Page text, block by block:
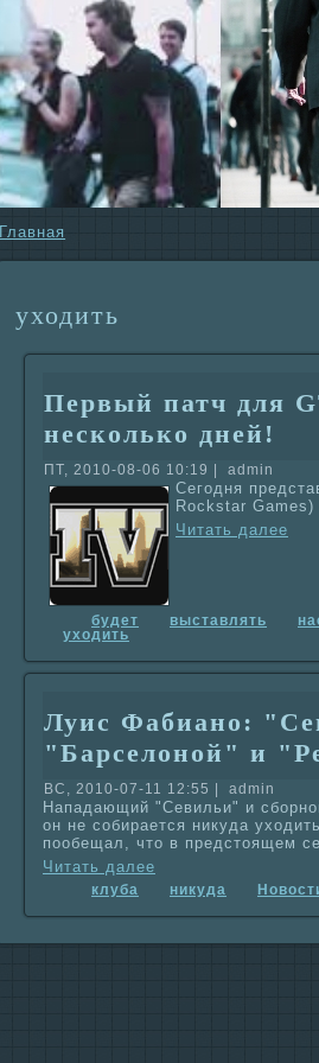
Главнaя
уходить
Первый патч для
несколько дней!
ПТ, 2010-08-06 10:19 | admin
Сегодня
Rockstar Games)
Читать далее
будет выставлять
уходить
Луис Фабиано:
"Барселоной" и
ВС, 2010-07-11 12:55 | admin
Нападающий "Севильи" и
он не собиpaется никyда
пообещал, что в предстоящем
Читать далее
клуба никyда